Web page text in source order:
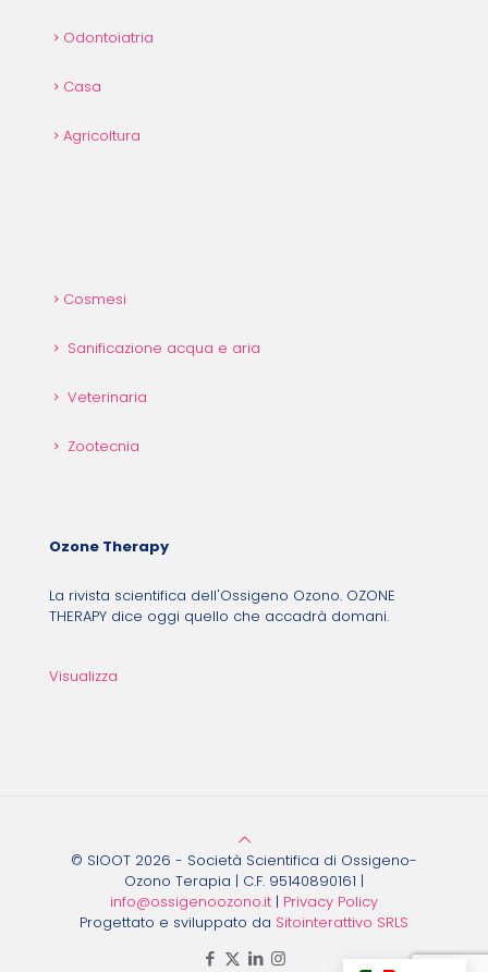
Odontoiatria
Casa
Agricoltura
Cosmesi
Sanificazione acqua e aria
Veterinaria
Zootecnia
Ozone Therapy
La rivista scientifica dell'Ossigeno Ozono. OZONE
THERAPY dice oggi quello che accadrà domani.
Visualizza
© SIOOT 2026 - Società Scientifica di Ossigeno-
Ozono Terapia | C.F. 95140890161 |
info@ossigenoozono.it | Privacy Policy
Progettato e sviluppato da Sitointerattivo SRLS